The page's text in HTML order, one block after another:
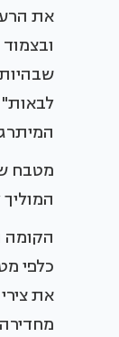
את
לבאות"
מטבח
הקומה
כלפי
את